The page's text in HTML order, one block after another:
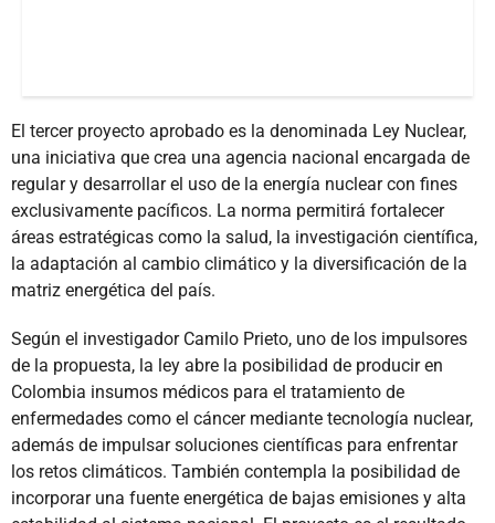
El tercer proyecto aprobado es la denominada Ley Nuclear,
una iniciativa que crea una agencia nacional encargada de
regular y desarrollar el uso de la energía nuclear con fines
exclusivamente pacíficos. La norma permitirá fortalecer
áreas estratégicas como la salud, la investigación científica,
la adaptación al cambio climático y la diversificación de la
matriz energética del país.
Según el investigador Camilo Prieto, uno de los impulsores
de la propuesta, la ley abre la posibilidad de producir en
Colombia insumos médicos para el tratamiento de
enfermedades como el cáncer mediante tecnología nuclear,
además de impulsar soluciones científicas para enfrentar
los retos climáticos. También contempla la posibilidad de
incorporar una fuente energética de bajas emisiones y alta